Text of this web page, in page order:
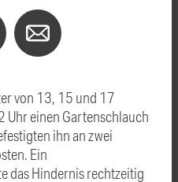
von 13, 15 und 17
Uhr einen Gartenschlauch
ihn an zwei
Ein
das Hindernis rechtzeitig